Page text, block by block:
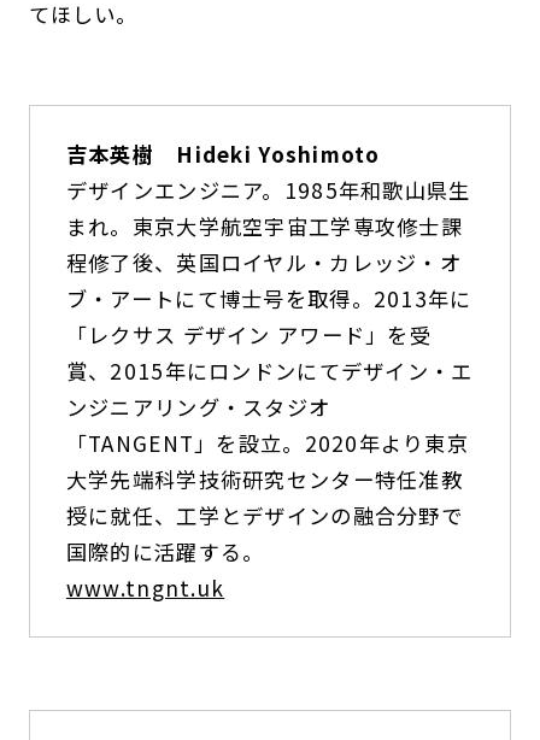
てほしい。
吉本英樹 Hideki Yoshimoto
デザインエンジニア。1985年和歌山県生
まれ。東京大学航空宇宙工学専攻修士課
程修了後、英国ロイヤル・カレッジ・オ
ブ・アートにて博士号を取得。2013年に
「レクサス デザイン アワード」を受
賞、2015年にロンドンにてデザイン・エ
ンジニアリング・スタジオ
「TANGENT」を設立。2020年より東京
大学先端科学技術研究センター特任准教
授に就任、工学とデザインの融合分野で
国際的に活躍する。
www.tngnt.uk